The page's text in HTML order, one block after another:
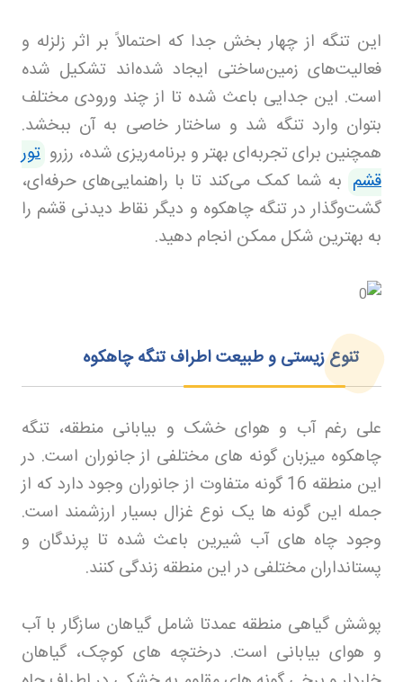
این تنگه از چهار بخش جدا که احتمالاً بر اثر زلزله و
فعالیت‌های زمین‌ساختی ایجاد شده‌اند تشکیل شده
است. این جدایی باعث شده تا از چند ورودی مختلف
بتوان وارد تنگه شد و ساختار خاصی به آن ببخشد.
همچنین برای تجربه‌ای بهتر و برنامه‌ریزی شده، رزرو تور
قشم به شما کمک می‌کند تا با راهنمایی‌های حرفه‌ای،
گشت‌وگذار در تنگه چاهکوه و دیگر نقاط دیدنی قشم را
به بهترین شکل ممکن انجام دهید.
تنوع زیستی و طبیعت اطراف تنگه چاهکوه
علی‌ رغم آب‌ و هوای خشک و بیابانی منطقه، تنگه
چاهکوه میزبان گونه‌ های مختلفی از جانوران است. در
این منطقه 16 گونه متفاوت از جانوران وجود دارد که از
جمله این گونه‌ ها یک نوع غزال بسیار ارزشمند است.
وجود چاه‌ های آب شیرین باعث شده تا پرندگان و
پستانداران مختلفی در این منطقه زندگی کنند.
پوشش گیاهی منطقه عمدتا شامل گیاهان سازگار با آب‌
و هوای بیابانی است. درختچه‌ های کوچک، گیاهان